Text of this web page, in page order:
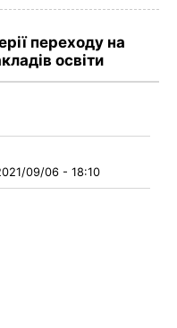
переходу на
освіти
09/06 - 18:10